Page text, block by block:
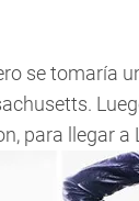
se tomaría
para llegar a